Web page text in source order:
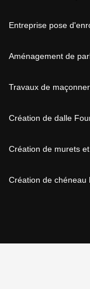
Entreprise pose
Aménagement de
Travaux de
Création de dalle
Création de murets
Création de chéneau